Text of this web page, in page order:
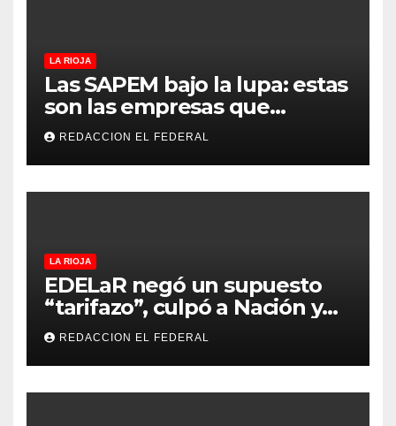
LA RIOJA
Las SAPEM bajo la lupa: estas
son las empresas que
evalúan vender a capitales
privados
REDACCION EL FEDERAL
LA RIOJA
EDELaR negó un supuesto
“tarifazo”, culpó a Nación y
defendió los mecanismos de
medición: “la empresa
factura lo que lee, no lo que
estima”
REDACCION EL FEDERAL